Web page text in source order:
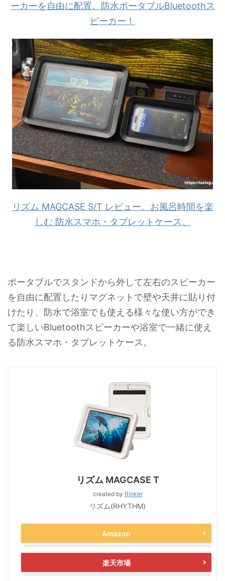
ーカーを自由に配置。防水ポータブルBluetoothス
ピーカー！
リズム MAGCASE S/T レビュー。お風呂時間を楽
しむ 防水スマホ・タブレットケース。
ポータブルでスタンドから外して左右のスピーカー
を自由に配置したりマグネットで壁や天井に貼り付
けたり、防水で浴室でも使える様々な使い方ができ
て楽しいBluetoothスピーカーや浴室で一緒に使え
る防水スマホ・タブレットケース。
リズム MAGCASE T
created by Rinker
リズム(RHYTHM)
Amazon
楽天市場